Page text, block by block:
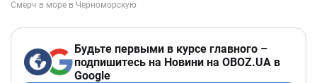
Будьте первыми в курсе главного –
подпишитесь на Новини на OBOZ.UA в
Google